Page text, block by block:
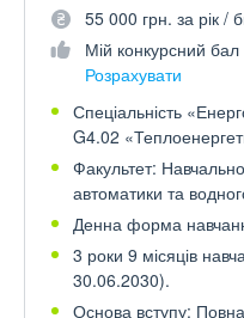
55 000 грн. за рік /
Мій конкурсний
Розрахувати
Спеціальність
G4.02
Факультет:
автоматики та
Денна форма
3 роки 9 місяців
30.06.2030).
Основа вступу: